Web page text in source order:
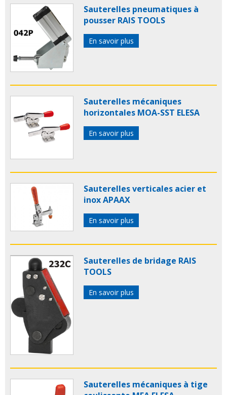
Sauterelles pneumatiques à
pousser RAIS TOOLS
En savoir plus
Sauterelles mécaniques
horizontales MOA-SST ELESA
En savoir plus
Sauterelles verticales acier et
inox APAAX
En savoir plus
Sauterelles de bridage RAIS
TOOLS
En savoir plus
Sauterelles mécaniques à tige